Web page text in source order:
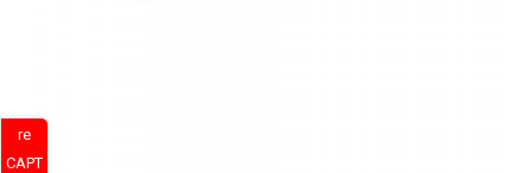
re
CAPT